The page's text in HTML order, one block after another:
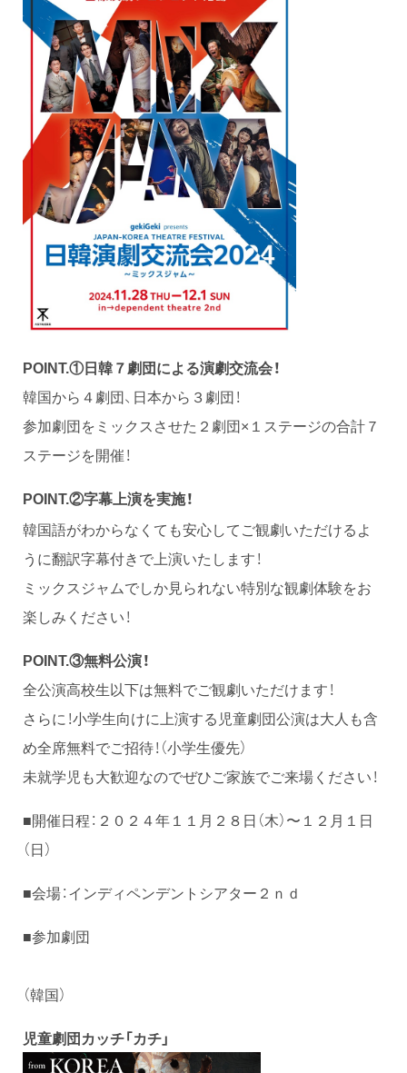
POINT.①日韓７劇団による演劇交流会！
韓国から４劇団、日本から３劇団！
参加劇団をミックスさせた２劇団×１ステージの合計７
ステージを開催！
POINT.②字幕上演を実施！
韓国語がわからなくても安心してご観劇いただけるよ
うに翻訳字幕付きで上演いたします！
ミックスジャムでしか見られない特別な観劇体験をお
楽しみください！
POINT.③無料公演！
全公演高校生以下は無料でご観劇いただけます！
さらに！小学生向けに上演する児童劇団公演は大人も含
め全席無料でご招待！（小学生優先）
未就学児も大歓迎なのでぜひご家族でご来場ください！
■開催日程：２０２４年１１月２８日（木）〜１２月１日
（日）
■会場：インディペンデントシアター２ｎｄ
■参加劇団
（韓国）
児童劇団カッチ「カチ」